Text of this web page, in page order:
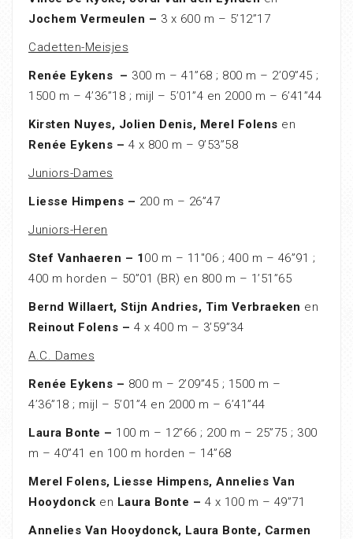
Jochem Vermeulen – 3 x 600 m – 5’12”17
Cadetten-Meisjes
Renée Eykens – 300 m – 41”68 ; 800 m – 2’09”45 ;
1500 m – 4’36”18 ; mijl – 5’01”4 en 2000 m – 6’41”44
Kirsten Nuyes, Jolien Denis, Merel Folens en
Renée Eykens – 4 x 800 m – 9’53”58
Juniors-Dames
Liesse Himpens – 200 m – 26”47
Juniors-Heren
Stef Vanhaeren – 1 00 m – 11″06 ; 400 m – 46”91 ;
400 m horden – 50”01 (BR) en 800 m – 1’51”65
Bernd Willaert, Stijn Andries, Tim Verbraeken en
Reinout Folens – 4 x 400 m – 3’59”34
A.C. Dames
Renée Eykens – 800 m – 2’09”45 ; 1500 m –
4’36”18 ; mijl – 5’01”4 en 2000 m – 6’41”44
Laura Bonte – 100 m – 12”66 ; 200 m – 25”75 ; 300
m – 40”41 en 100 m horden – 14”68
Merel Folens, Liesse Himpens, Annelies Van
Hooydonck en Laura Bonte – 4 x 100 m – 49”71
Annelies Van Hooydonck, Laura Bonte, Carmen